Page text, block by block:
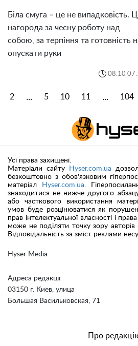
Біла смуга – це не випадковість.
нагорода за чесну роботу над
собою, за терпіння та готовність
опускати руки
08:10
2 ... 5 10 11 ... 104
Hyser Media
Адреса редакції
03150 г. Киев, улица
Большая Васильковская, 71
Усі права захищені.
Матеріали сайту
Hyser.com.ua
безкоштовно з обов'язковим
матеріал
Hyser.com.ua.
знаходитися не нижче другого
або часткового використання
умов буде розцінюватися як
прав інтелектуальної власності і
може не поділяти точку зору авторів
Відповідальність за зміст реклами
Про